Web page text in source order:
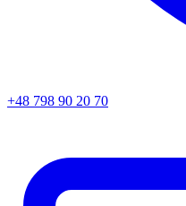
+48 798 90 20 70